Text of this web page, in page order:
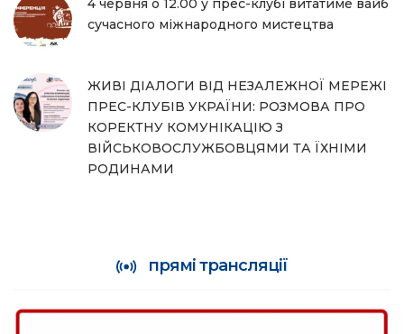
4 червня о 12.00 у прес-клубі витатиме вайб
сучасного міжнародного мистецтва
ЖИВІ ДІАЛОГИ ВІД НЕЗАЛЕЖНОЇ МЕРЕЖІ
ПРЕС-КЛУБІВ УКРАЇНИ: РОЗМОВА ПРО
КОРЕКТНУ КОМУНІКАЦІЮ З
ВІЙСЬКОВОСЛУЖБОВЦЯМИ ТА ЇХНІМИ
РОДИНАМИ
прямі трансляції